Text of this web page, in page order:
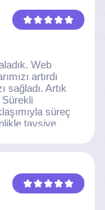
Web
artırdı
sağladı. Artık
süreç
tavsiye